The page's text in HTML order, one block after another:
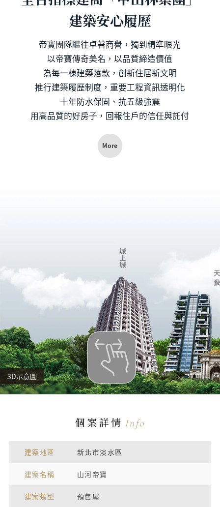
建築安心履歷
帝寶團隊繼往卓著商譽，獨到精準眼光
以帝寶傳奇美名，以品質締造價值
為每一棟建築落款，創新住居新文明
推行建築履歷制度，重要工程資訊透明化
十年防水保固、抗五級強震
用高品質的好房子，回報住戶的信任與託付
More
3D示意圖
個案詳情 Info
建案地區 新北市淡水區
建案名稱 山河帝寶
建案類型 預售屋